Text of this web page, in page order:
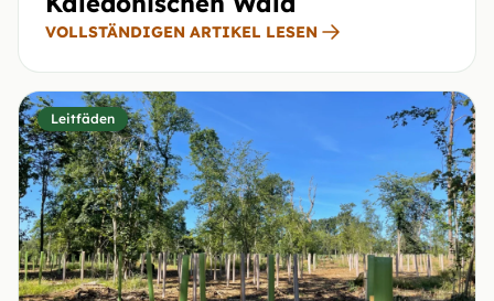
VOLLSTÄNDIGEN ARTIKEL LESEN
Leitfäden